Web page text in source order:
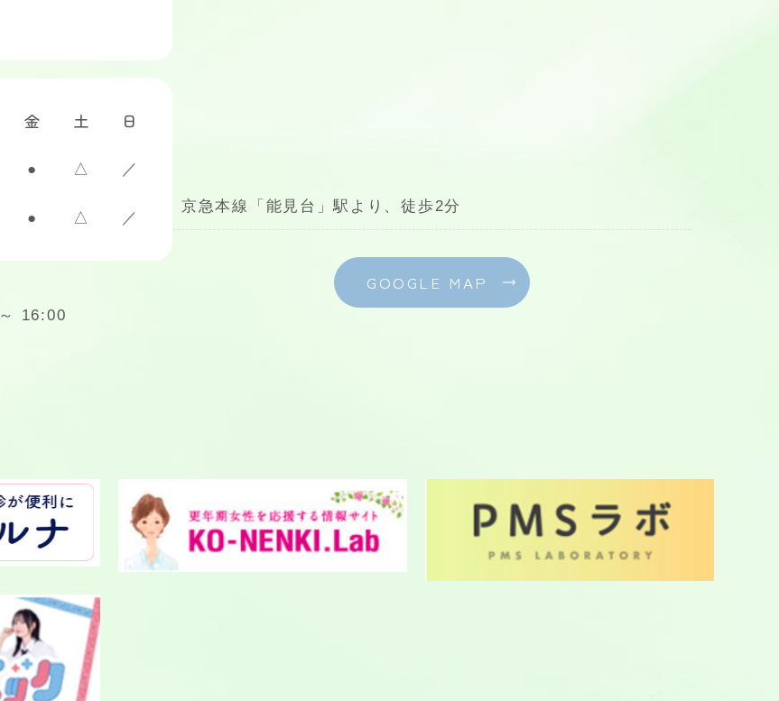
金 土 日
● △ ／
● △ ／
16:00
京急本線「能見台」駅より、徒歩2分
GOOGLE MAP